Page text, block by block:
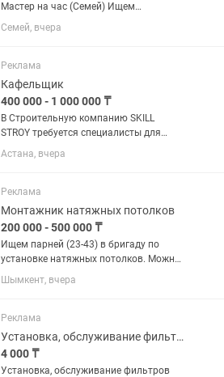
Мастер на час (Семей) Ищем
дисциплинированных профессионалов
для долгосрочного сотрудничества.
(строго по...
Семей, вчера
Реклама
Кафельщик
400 000 - 1 000 000 ₸
В Строительную компанию SKILL
STROY требуется специалисты для
ремонта ванных комнат под ключ.
Заработная плата начинается от
вас сколько санузлов в месяц
сделаете...
Астана, вчера
Реклама
Монтажник натяжных потолков
200 000 - 500 000 ₸
Ищем парней (23-43) в бригаду по
установке натяжных потолков. Можно
БЕЗ ОПЫТА — всему обучим на
практике. Что нужно делать: —
подготавливать материалы и...
Шымкент, вчера
Реклама
Установка, обслуживание фильтров воды.
4 000 ₸
Установка, обслуживание фильтров